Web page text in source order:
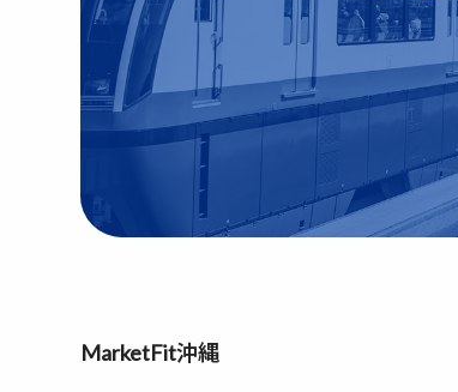
MarketFit沖縄